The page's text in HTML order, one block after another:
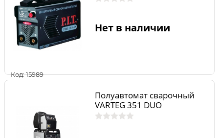
Код: 15989
Нет в наличии
Полуавтомат сварочный
VARTEG 351 DUO